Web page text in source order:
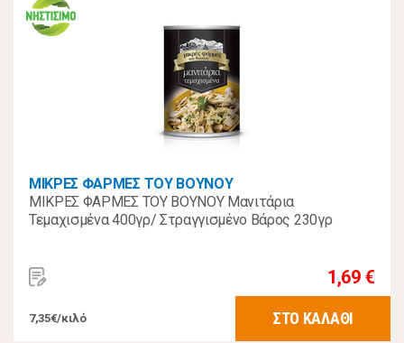
ΜΙΚΡΕΣ ΦΑΡΜΕΣ ΤΟΥ ΒΟΥΝΟΥ
ΜΙΚΡΕΣ ΦΑΡΜΕΣ ΤΟΥ ΒΟΥΝΟΥ Μανιτάρια
Τεμαχισμένα 400γρ/ Στραγγισμένο Βάρος 230γρ
1,69 €
7,35€/κιλό ΣΤΟ ΚΑΛΑΘΙ